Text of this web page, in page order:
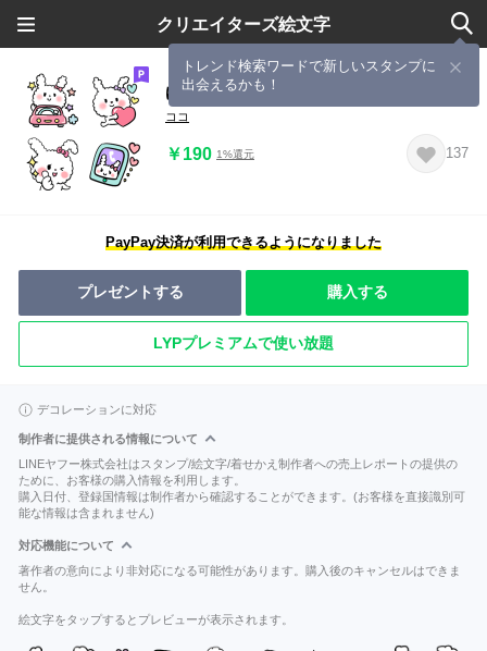
クリエイターズ絵文字
トレンド検索ワードで新しいスタンプに
出会えるかも！
ゆるかわ♡もこもこウサギ 夏ver②
ココ
￥190 1%還元 137
PayPay決済が利用できるようになりました
プレゼントする 購入する
LYPプレミアムで使い放題
デコレーションに対応
制作者に提供される情報について
LINEヤフー株式会社はスタンプ/絵文字/着せかえ制作者への売上レポートの提供の
ために、お客様の購入情報を利用します。
購入日付、登録国情報は制作者から確認することができます。(お客様を直接識別可
能な情報は含まれません)
対応機能について
著作者の意向により非対応になる可能性があります。購入後のキャンセルはできま
せん。
絵文字をタップするとプレビューが表示されます。